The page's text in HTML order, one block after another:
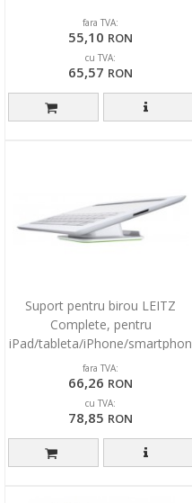
fara TVA:
55,10 RON
cu TVA:
65,57 RON
Suport pentru birou LEITZ
Complete, pentru
iPad/tableta/iPhone/smartphone
- alb
fara TVA:
66,26 RON
cu TVA:
78,85 RON